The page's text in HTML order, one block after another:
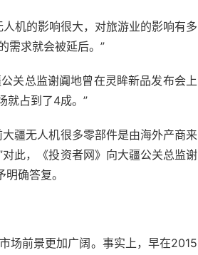
机的影响很大，对旅游业的影响有多
需求就会被延后。”
关总监谢阗地曾在灵眸新品发布会上
就占到了4成。”
疆无人机很多零部件是由海外产商来
此，《投资者网》向大疆公关总监谢
确答复。
场前景更加广阔。事实上，早在2015